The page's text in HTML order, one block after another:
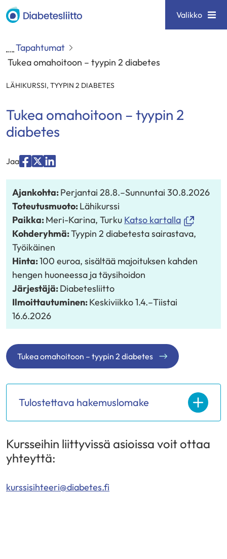
Siirry
sisältöön
Diabetesliitto Valikko
Tapahtumat
Tukea omahoitoon – tyypin 2 diabetes
LÄHIKURSSI, TYYPIN 2 DIABETES
Tukea omahoitoon – tyypin 2
diabetes
Jaa
"Facebook"
"X""LinkedIn"
Ajankohta:Perjantai 28.8.–Sunnuntai 30.8.2026
Toteutusmuoto:Lähikurssi
Paikka:Meri-Karina, Turku Katso kartalla(avautuu
uuteen
siirryt
Kohderyhmä:Tyypin 2 diabetesta sairastava,
Työikäinen
Hinta:100 euroa, sisältää majoituksen kahden
hengen huoneessa ja täysihoidon
Järjestäjä:Diabetesliitto
Ilmoittautuminen:Keskiviikko 1.4.–Tiistai
16.6.2026
Tukea omahoitoon – tyypin 2 diabetes
Tulostettava hakemuslomake
Kursseihin liittyvissä asioissa voit ottaa
yhteyttä:
kurssisihteeri@diabetes.fi